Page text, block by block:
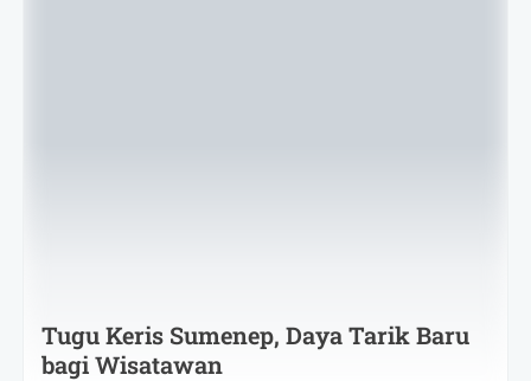
Tugu Keris Sumenep, Daya Tarik Baru
bagi Wisatawan